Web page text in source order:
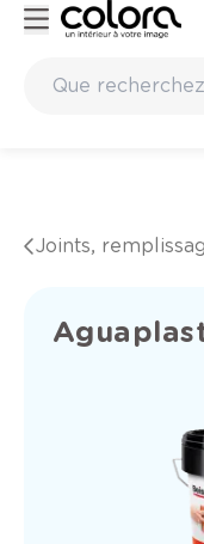
Joints,